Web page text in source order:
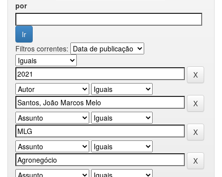
por
Filtros correntes: